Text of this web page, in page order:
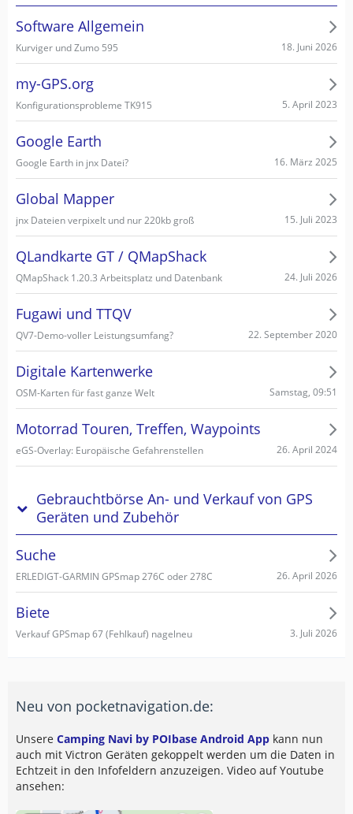
Software Allgemein
Kurviger und Zumo 595 18. Juni 2026
my-GPS.org
Konfigurationsprobleme TK915 5. April 2023
Google Earth
Google Earth in jnx Datei? 16. März 2025
Global Mapper
jnx Dateien verpixelt und nur 220kb groß 15. Juli 2023
QLandkarte GT / QMapShack
QMapShack 1.20.3 Arbeitsplatz und Datenbank 24. Juli 2026
Fugawi und TTQV
QV7-Demo-voller Leistungsumfang? 22. September 2020
Digitale Kartenwerke
OSM-Karten für fast ganze Welt Samstag, 09:51
Motorrad Touren, Treffen, Waypoints
eGS-Overlay: Europäische Gefahrenstellen 26. April 2024
Gebrauchtbörse An- und Verkauf von GPS
Geräten und Zubehör
Suche
ERLEDIGT-GARMIN GPSmap 276C oder 278C 26. April 2026
Biete
Verkauf GPSmap 67 (Fehlkauf) nagelneu 3. Juli 2026
Neu von pocketnavigation.de:
Unsere Camping Navi by POIbase Android App kann nun
auch mit Victron Geräten gekoppelt werden um die Daten in
Echtzeit in den Infofeldern anzuzeigen. Video auf Youtube
ansehen: